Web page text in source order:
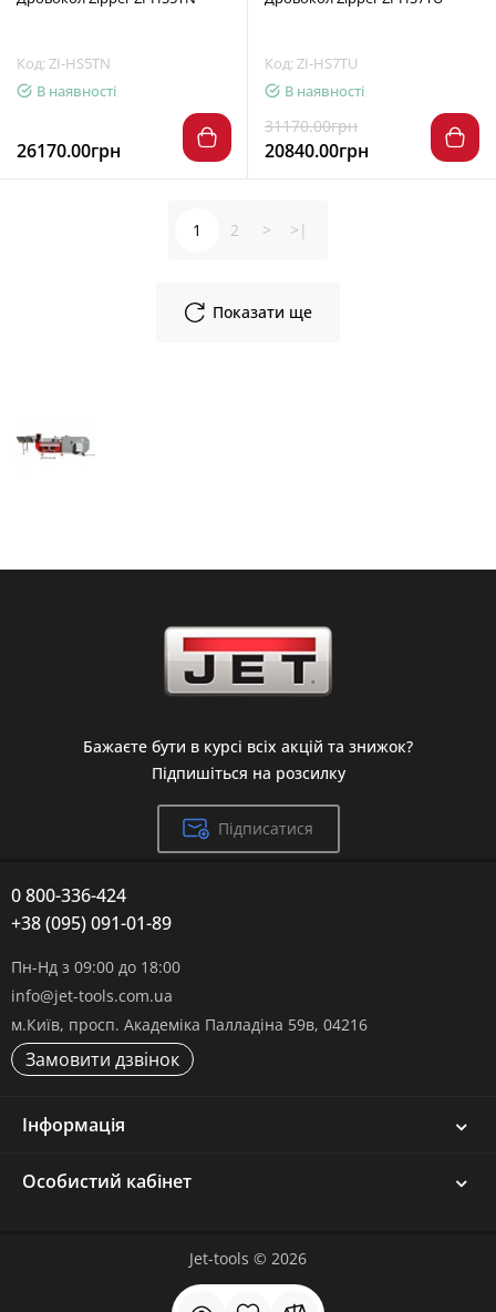
Код: ZI-HS5TN
В наявності
26170.00грн
Код: ZI-HS7TU
В наявності
31170.00грн
20840.00грн
Показати ще
1 2 > >|
Бажаєте бути в курсі всіх акцій та знижок?
Підпишіться на розсилку
Підписатися
0 800-336-424
+38 (095) 091-01-89
Пн-Нд з 09:00 до 18:00
info@jet-tools.com.ua
м.Київ, просп. Академіка Палладіна 59в, 04216
Замовити дзвінок
Інформація
Особистий кабінет
Jet-tools © 2026